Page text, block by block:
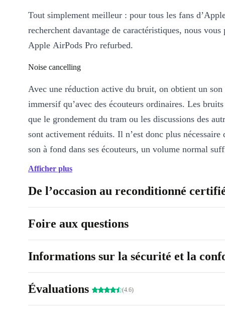
Tout simplement meilleur : pour tous les fans
recherchent davantage de caractéristiques, nous vous
Apple AirPods Pro refurbed.
Noise cancelling
Avec une réduction active du bruit, on obtient un son
immersif qu’avec des écouteurs ordinaires. Les
que le grondement du tram ou les discussions des
sont activement réduits. Il n’est donc plus nécessaire
son à fond dans ses écouteurs, un volume normal
pouvoir écouter sans gêne.
Si vous souhaitez toutefois écouter ce qui se passe
vous pouvez tout simplement utiliser le mode
suffit pour cela d’appuyer sur le bout des AirPods afin
Pour régler le volume, changer de chanson, passer un
même obtenir un itinéraire, il suffit de double-taper
Siri.
Afficher plus
De l’occasion au reconditionné
Foire aux questions
Informations sur la sécurité et la
Évaluations (4.6)